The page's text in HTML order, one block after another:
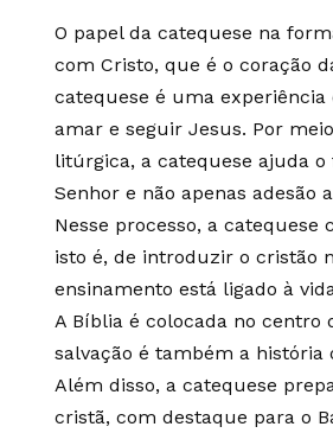
O papel da catequese na
com Cristo, que é o coração
catequese é uma
amar e seguir Jesus. Por
litúrgica, a catequese ajuda
Senhor e não apenas adesão
Nesse processo, a
isto é, de introduzir o cristão
ensinamento está ligado à
A Bíblia é colocada no
salvação é também a história
Além disso, a catequese
cristã, com destaque para o